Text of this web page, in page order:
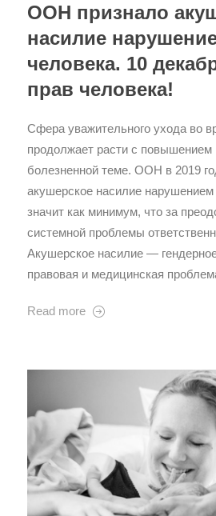
ООН признало
насилие
человека. 10
прав человека!
Сфера уважительного ухода во
продолжает расти с повышением
болезненной теме. ООН в 2019
акушерское насилие
значит как минимум, что за
системной проблемы
Акушерское насилие —
правовая и медицинская
Read more